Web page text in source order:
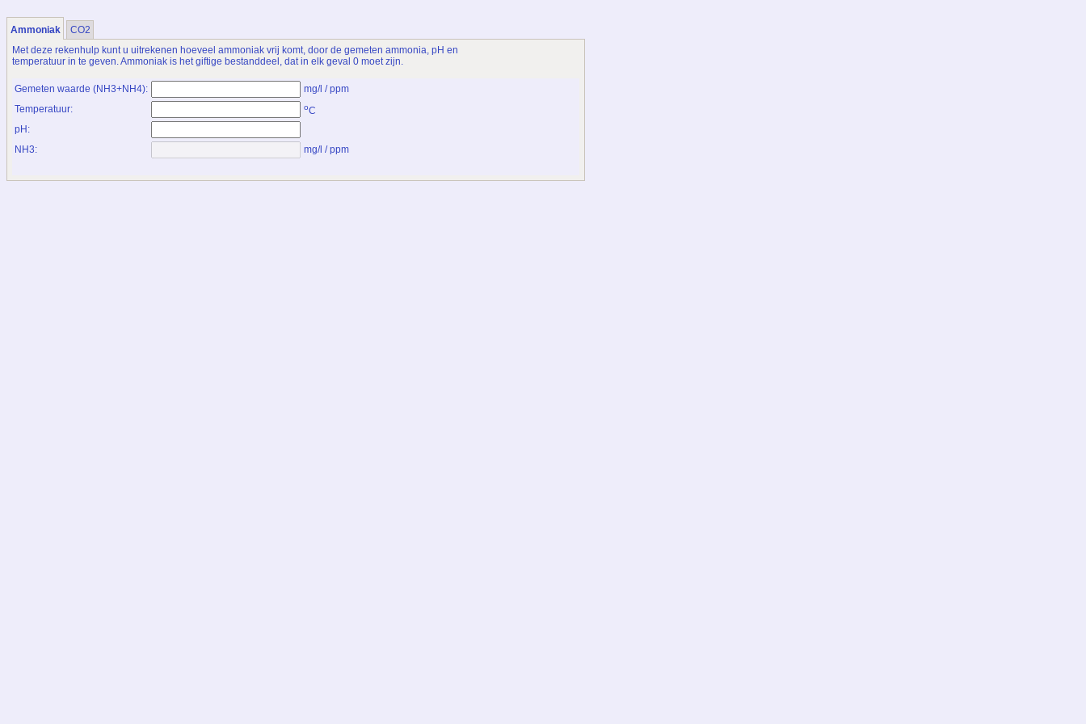
Ammoniak
CO2
Met deze rekenhulp kunt u uitrekenen hoeveel ammoniak vrij komt, door de gemeten ammonia, pH en
temperatuur in te geven. Ammoniak is het giftige bestanddeel, dat in elk geval 0 moet zijn.